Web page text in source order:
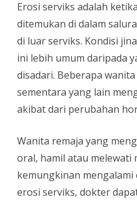
Erosi serviks adalah
ditemukan di dalam
di luar serviks. Kondisi
ini lebih umum daripada
disadari. Beberapa
sementara yang lain
akibat dari perubahan
Wanita remaja yang
oral, hamil atau melewati
kemungkinan mengalami
erosi serviks, dokter